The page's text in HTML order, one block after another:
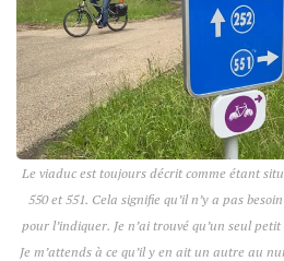
Le viaduc est toujours décrit comme étant
550 et 551. Cela signifie qu’il n’y a pas
pour l’indiquer. Je n’ai trouvé qu’un seul
Je m’attends à ce qu’il y en ait un autre au